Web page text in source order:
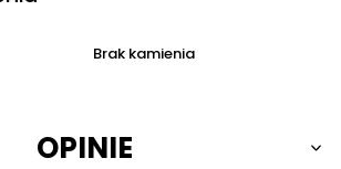
Brak kamienia
OPINIE